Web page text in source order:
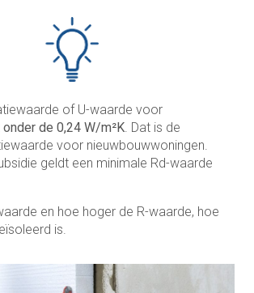
of U-waarde voor
onder de 0,24 W/m²K. Dat is de
voor nieuwbouwwoningen.
geldt een minimale Rd-waarde
en hoe hoger de R-waarde, hoe
is.